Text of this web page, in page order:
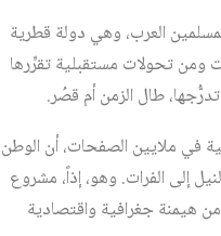
العرب، وهي دولة قطرية
ومن تحولات مستقبلية تقرِّرها
طال الزمن أم قصُر.
في ملايين الصفحات، أن الوطن
إلى الفرات. وهو، إذاً، مشروع
جغرافية واقتصادية